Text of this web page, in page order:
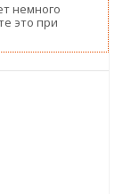
немного
это при